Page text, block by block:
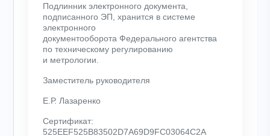
Подлинник электронного документа,
подписанного ЭП, хранится в системе
электронного
документооборота Федерального агентства
по техническому регулированию
и метрологии.
Заместитель руководителя
Е.Р. Лазаренко
Сертификат:
525EEF525B83502D7A69D9FC03064C2A